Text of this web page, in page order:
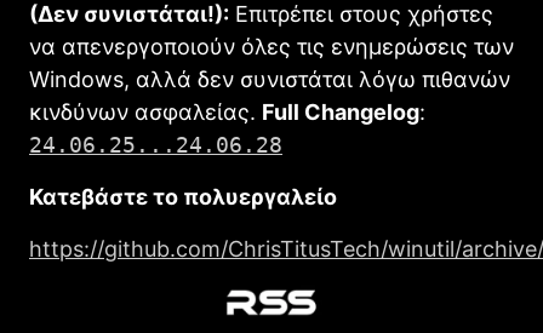
(Δεν συνιστάται!): Επιτρέπει στους χρήστες
να απενεργοποιούν όλες τις ενημερώσεις των
Windows, αλλά δεν συνιστάται λόγω πιθανών
κινδύνων ασφαλείας. Full Changelog:
24.06.25...24.06.28
Κατεβάστε το πολυεργαλείο
https://github.com/ChrisTitusTech/winutil/